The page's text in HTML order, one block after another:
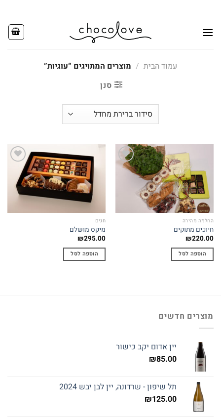
content
עמוד הבית / מוצרים המתויגים “עוגיות”
סנן
Add to
wishlist
החלמה מהירה
חיוכים מתוקים
₪220.00
הוספה לסל
Add to
wishlist
חגים
מיקס מושלם
₪295.00
הוספה לסל
מוצרים חדשים
יין אדום יקב כישור
₪85.00
תל שיפון - שרדונה, יין לבן יבש 2024
₪125.00